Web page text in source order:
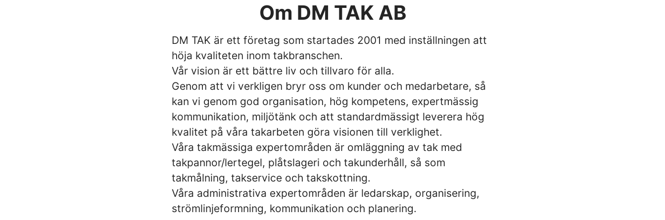
Om DM TAK AB
DM TAK är ett företag som startades 2001 med inställningen att
höja kvaliteten inom takbranschen.
Vår vision är ett bättre liv och tillvaro för alla.
Genom att vi verkligen bryr oss om kunder och medarbetare, så
kan vi genom god organisation, hög kompetens, expertmässig
kommunikation, miljötänk och att standardmässigt leverera hög
kvalitet på våra takarbeten göra visionen till verklighet.
Våra takmässiga expertområden är omläggning av tak med
takpannor/lertegel, plåtslageri och takunderhåll, så som
takmålning, takservice och takskottning.
Våra administrativa expertområden är ledarskap, organisering,
strömlinjeformning, kommunikation och planering.